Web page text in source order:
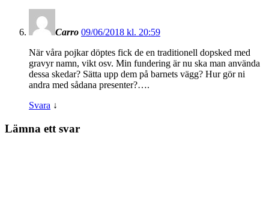
Carro 09/06/2018 kl. 20:59
När våra pojkar döptes fick de en traditionell dopsked med
gravyr namn, vikt osv. Min fundering är nu ska man använda
dessa skedar? Sätta upp dem på barnets vägg? Hur gör ni
andra med sådana presenter?….
Svara ↓
Lämna ett svar